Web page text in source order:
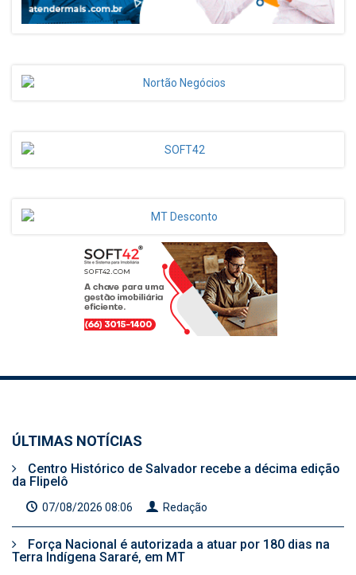
ÚLTIMAS NOTÍCIAS
Centro Histórico de Salvador recebe a décima edição
da Flipelô
07/08/2026 08:06 Redação
Força Nacional é autorizada a atuar por 180 dias na
Terra Indígena Sararé, em MT